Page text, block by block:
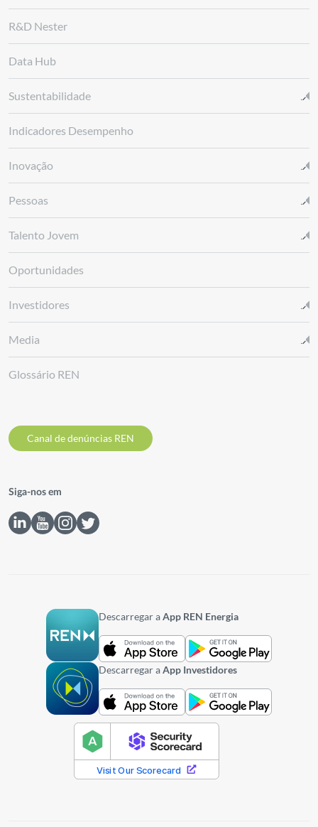
R&D Nester
Data Hub
Sustentabilidade
Indicadores Desempenho
Inovação
Pessoas
Talento Jovem
Oportunidades
Investidores
Media
Glossário REN
Canal de denúncias REN
Siga-nos em
Descarregar aApp REN Energia
Descarregar aApp Investidores